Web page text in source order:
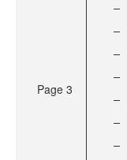
Page 3